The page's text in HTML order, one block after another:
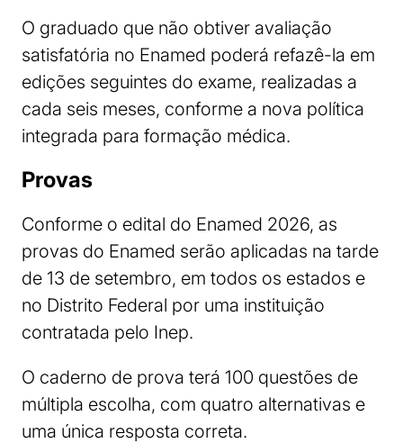
O graduado que não obtiver avaliação
satisfatória no Enamed poderá refazê-la em
edições seguintes do exame, realizadas a
cada seis meses, conforme a nova política
integrada para formação médica.
Provas
Conforme o edital do Enamed 2026, as
provas do Enamed serão aplicadas na tarde
de 13 de setembro, em todos os estados e
no Distrito Federal por uma instituição
contratada pelo Inep.
O caderno de prova terá 100 questões de
múltipla escolha, com quatro alternativas e
uma única resposta correta.